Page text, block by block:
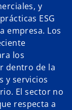
y
ESG
empresa. Los
los
dentro de la
y servicios
El sector no
respecta a